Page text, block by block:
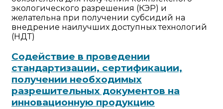
экологического разрешения (КЭР) и
желательна при получении субсидий на
внедрение наилучших доступных технологий
(НДТ)
Содействие в проведении
стандартизации, сертификации,
получении необходимых
разрешительных документов на
инновационную продукцию